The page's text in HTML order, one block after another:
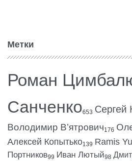
Метки
Роман
Санченко653 Сергей
Володимир В’ятрович176
Алексей Копытько139 Ramis
Портников99 Иван Лютый98